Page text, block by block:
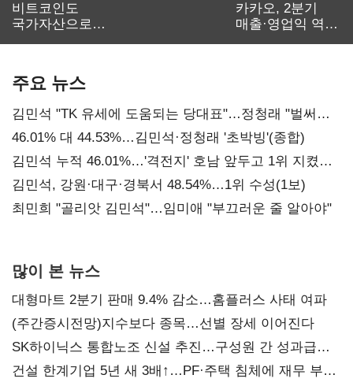
비트코인도
국가자산으로…'
카카오, 2분기
매출·영업익 역대
주요 뉴스
김민석 "TK 유세에 도움되는 당대표"…정청래 "벌써
대표된 양 당직 배분"
46.01% 대 44.53%…김민석·정청래 '초박빙'(종합)
김민석 누적 46.01%…'격전지' 호남 앞두고 1위 지켰다
(2보)
김민석, 강원·대구·경북서 48.54%…1위 수성(1보)
최민희 "골리앗 김민석"…임미애 "부끄러운 줄 알아야"
많이 본 뉴스
대형마트 2분기 판매 9.4% 감소…홈플러스 사태 여파
(주간증시전망)지수보다 종목…선별 장세 이어진다
SK하이닉스 통합노조 신설 추진…구성원 간 성과급
불만 확산
건설 한계기업 5년 새 3배↑…PF·주택 침체에 재무 부담